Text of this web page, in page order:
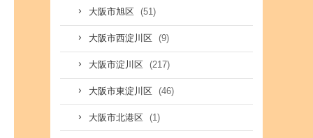
大阪市旭区 (51)
大阪市西淀川区 (9)
大阪市淀川区 (217)
大阪市東淀川区 (46)
大阪市北港区 (1)